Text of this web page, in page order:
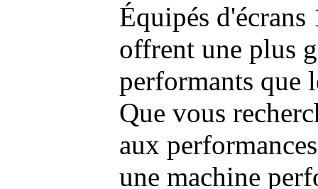
Équipés
offrent une plus
performants que
Que vous
aux
une machine